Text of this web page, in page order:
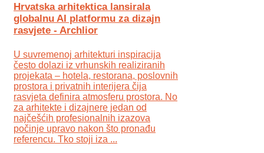
Hrvatska arhitektica lansirala
globalnu AI platformu za dizajn
rasvjete - Archlior
U suvremenoj arhitekturi inspiracija
često dolazi iz vrhunskih realiziranih
projekata – hotela, restorana, poslovnih
prostora i privatnih interijera čija
rasvjeta definira atmosferu prostora. No
za arhitekte i dizajnere jedan od
najčešćih profesionalnih izazova
počinje upravo nakon što pronađu
referencu. Tko stoji iza ...